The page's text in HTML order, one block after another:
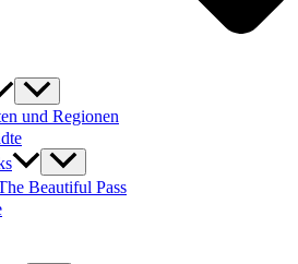
und Regionen
Beautiful Pass